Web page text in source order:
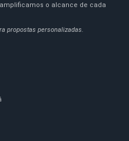
o alcance de cada
propostas personalizadas.